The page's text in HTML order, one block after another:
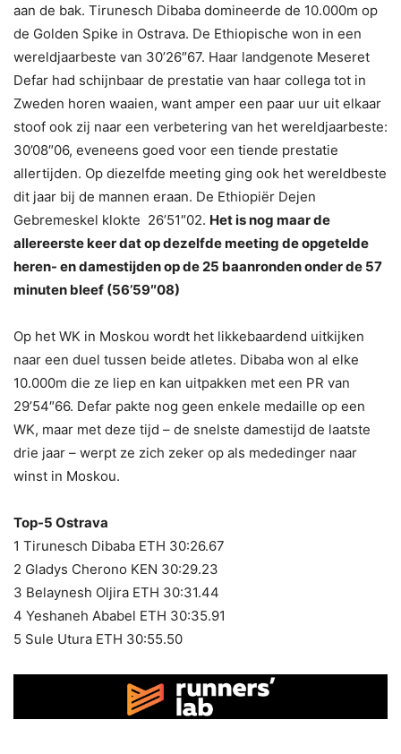
aan de bak. Tirunesch Dibaba domineerde de 10.000m op
de Golden Spike in Ostrava. De Ethiopische won in een
wereldjaarbeste van 30’26″67. Haar landgenote Meseret
Defar had schijnbaar de prestatie van haar collega tot in
Zweden horen waaien, want amper een paar uur uit elkaar
stoof ook zij naar een verbetering van het wereldjaarbeste:
30’08″06, eveneens goed voor een tiende prestatie
allertijden. Op diezelfde meeting ging ook het wereldbeste
dit jaar bij de mannen eraan. De Ethiopiër Dejen
Gebremeskel klokte 26’51″02. Het is nog maar de
allereerste keer dat op dezelfde meeting de opgetelde
heren- en damestijden op de 25 baanronden onder de 57
minuten bleef (56’59″08)
Op het WK in Moskou wordt het likkebaardend uitkijken
naar een duel tussen beide atletes. Dibaba won al elke
10.000m die ze liep en kan uitpakken met een PR van
29’54″66. Defar pakte nog geen enkele medaille op een
WK, maar met deze tijd – de snelste damestijd de laatste
drie jaar – werpt ze zich zeker op als mededinger naar
winst in Moskou.
Top-5 Ostrava
1 Tirunesch Dibaba ETH 30:26.67
2 Gladys Cherono KEN 30:29.23
3 Belaynesh Oljira ETH 30:31.44
4 Yeshaneh Ababel ETH 30:35.91
5 Sule Utura ETH 30:55.50